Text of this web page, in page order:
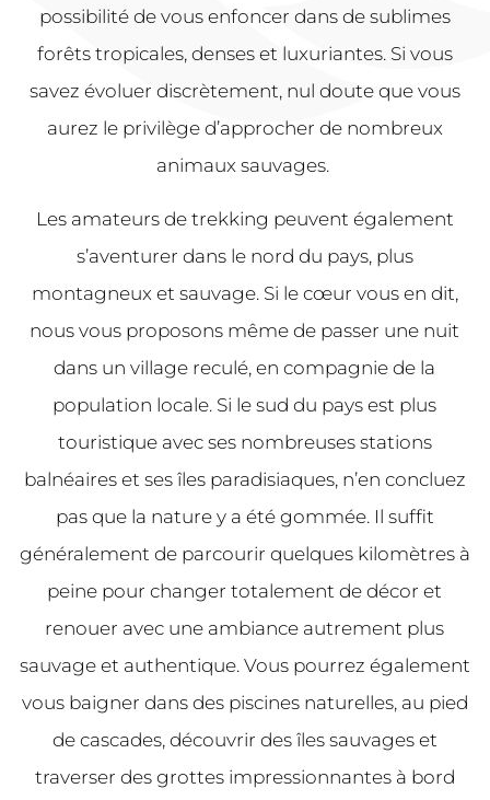
possibilité de vous enfoncer dans de sublimes
forêts tropicales, denses et luxuriantes. Si vous
savez évoluer discrètement, nul doute que vous
aurez le privilège d’approcher de nombreux
animaux sauvages.
Les amateurs de trekking peuvent également
s’aventurer dans le nord du pays, plus
montagneux et sauvage. Si le cœur vous en dit,
nous vous proposons même de passer une nuit
dans un village reculé, en compagnie de la
population locale. Si le sud du pays est plus
touristique avec ses nombreuses stations
balnéaires et ses îles paradisiaques, n’en concluez
pas que la nature y a été gommée. Il suffit
généralement de parcourir quelques kilomètres à
peine pour changer totalement de décor et
renouer avec une ambiance autrement plus
sauvage et authentique. Vous pourrez également
vous baigner dans des piscines naturelles, au pied
de cascades, découvrir des îles sauvages et
traverser des grottes impressionnantes à bord